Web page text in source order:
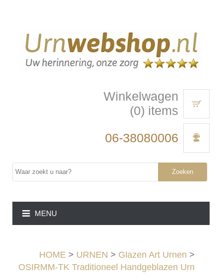
Winkelwagen
(0) items
06-38080006
Zoeken
MENU
HOME > URNEN > Glazen Art Urnen >
OSIRMM-TK Traditioneel Handgeblazen Urn